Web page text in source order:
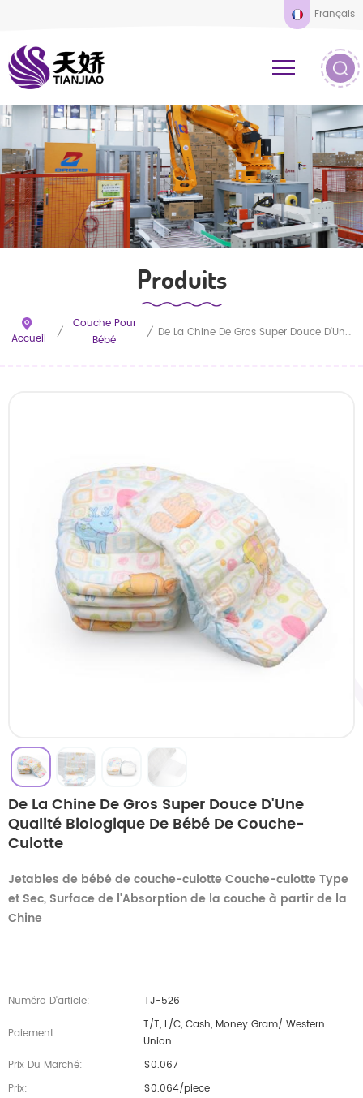
Français
Produits
Accueil /
Couche Pour
Bébé
/ De La Chine De Gros Super Douce D'Une Qualité Biologique De Bébé De Couche-Culotte
De La Chine De Gros Super Douce D'Une
Qualité Biologique De Bébé De Couche-
Culotte
Jetables de bébé de couche-culotte Couche-culotte Type
et Sec, Surface de l'Absorption de la couche à partir de la
Chine
Numéro D'article: TJ-526
Paiement:
T/T, L/C, Cash, Money Gram/ Western
Union
Prix Du Marché:
$0.067
Prix:
$0.064/piece